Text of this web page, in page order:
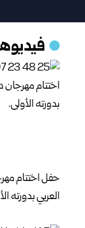
حفل اختتام
العربي بدورته